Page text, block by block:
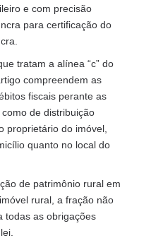
e com precisão
para certificação do
tratam a alínea “c” do
compreendem as
fiscais perante as
de distribuição
proprietário do imóvel,
quanto no local do
de patrimônio rural em
rural, a fração não
todas as obrigações